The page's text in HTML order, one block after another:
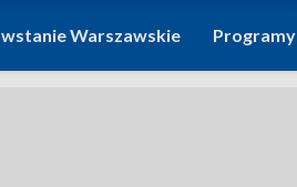
Warszawskie Programy